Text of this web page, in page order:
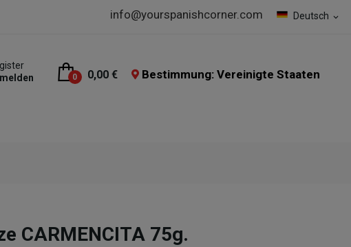
Deutsch expand_more
info@yourspanishcorner.com
0 0,00 € Bestimmung: Vereinigte Staaten
CARMENCITA 75g.